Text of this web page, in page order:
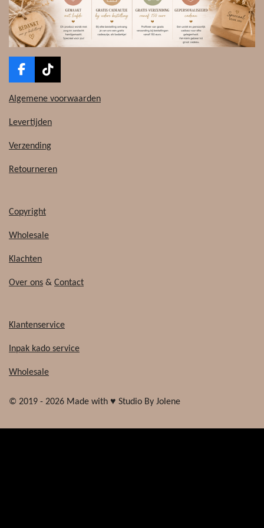
F
c
b
o
T
k
o
Algemene voorwaarden
Levertijden
Verzending
Retourneren
Copyright
Wholesale
Klachten
Over ons & Contact
Klantenservice
Inpak kado service
Wholesale
© 2019 - 2026 Made with ♥ Studio By Jolene